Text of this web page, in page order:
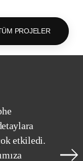
PROJELER
etkiledi.